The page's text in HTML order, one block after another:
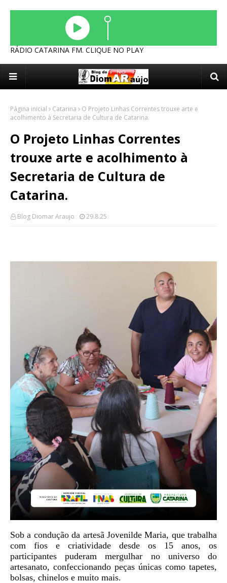
RÁDIO CATARINA FM. CLIQUE NO PLAY
Página inicial Catarina
O Projeto Linhas Correntes trouxe arte e
acolhimento à Secretaria de Cultura de Catarina.
O Projeto Linhas Correntes
trouxe arte e acolhimento à
Secretaria de Cultura de
Catarina.
Blog Diomar Araujo 29.8.25
Sob a condução da artesã Jovenilde Maria, que trabalha
com fios e criatividade desde os 15 anos, os
participantes puderam mergulhar no universo do
artesanato, confeccionando peças únicas como tapetes,
bolsas, chinelos e muito mais.